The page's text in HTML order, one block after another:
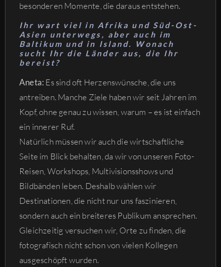
besonderen Momente, die daraus entstehen.
Ihr wart viel in Afrika und Süd-Ost-
Asien unterwegs, aber auch im
Baltikum und in Island. Wonach
sucht Ihr die Länder aus, die Ihr
bereist?
Aneta: Es sind oft Herzenswünsche, die uns
antreiben. Manche Ziele haben wir seit Jahren im
Kopf, ohne genau zu wissen, warum – es ist einfach
ein innerer Ruf.
Natürlich müssen wir auch die wirtschaftliche
Seite im Blick behalten, da wir von unseren Foto-
Reisen, Workshops, Multivisionsshows und
Bildbänden leben. Deshalb wählen wir
Destinationen, die nicht nur uns faszinieren,
sondern auch ein breiteres Publikum ansprechen.
Gleichzeitig versuchen wir, Orte zu finden, die
fotografisch nicht schon von vielen Kollegen
ausgeschöpft wurden.